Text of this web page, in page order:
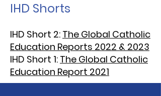
IHD Shorts
IHD Short 2: The Global Catholic
Education Reports 2022 & 2023
IHD Short 1: The Global Catholic
Education Report 2021